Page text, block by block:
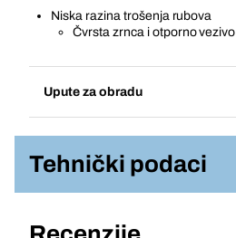
Niska razina trošenja rubova
Čvrsta zrnca i otporno vezivo
Upute za obradu
Tehnički podaci